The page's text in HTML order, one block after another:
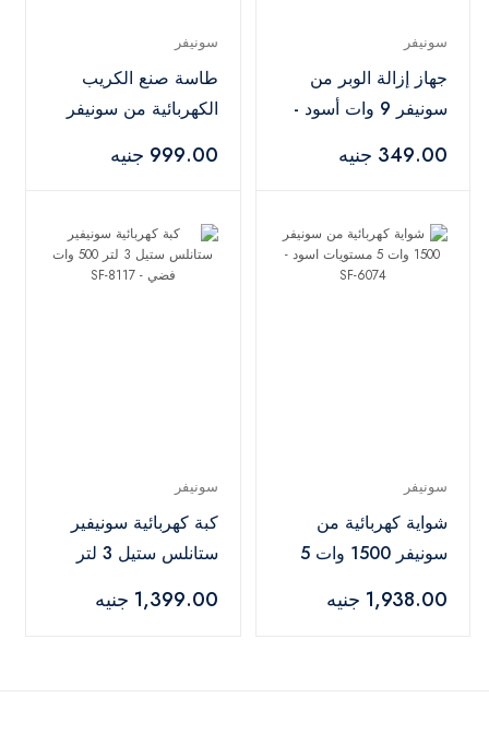
سونيفر
جهاز إزالة الوبر من
سونيفر 9 وات أسود -
349.00 جنيه
سونيفر
طاسة صنع الكريب
الكهربائية من سونيفر
999.00 جنيه
سونيفر
شواية كهربائية من
سونيفر 1500 وات 5
6074
1,938.00 جنيه
سونيفر
كبة كهربائية سونيفير
ستانلس ستيل 3 لتر
8117
1,399.00 جنيه